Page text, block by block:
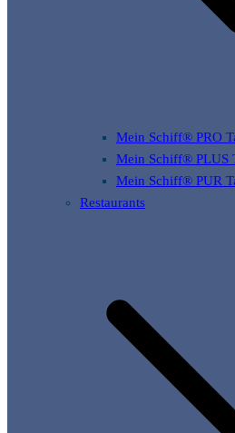
Mein Schiff® PRO
Mein Schiff® PLUS
Mein Schiff® PUR
Restaurants